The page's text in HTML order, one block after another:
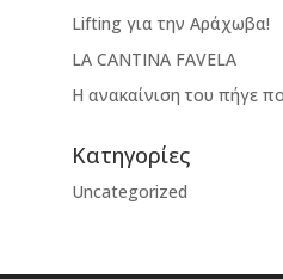
Lifting για την Αράχωβα!
LA CANTINA FAVELA
Η ανακαίνιση του πήγε
Kατηγορίες
Uncategorized